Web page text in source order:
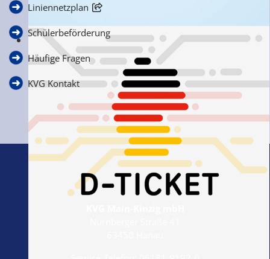
Ihre Anfragen, Anregungen & Kritik
Liniennetzplan
Schülerbeförderung
Häufige Fragen
KVG Kontakt